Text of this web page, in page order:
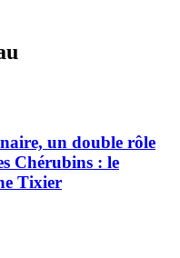
un double rôle
Chérubins : le
Tixier